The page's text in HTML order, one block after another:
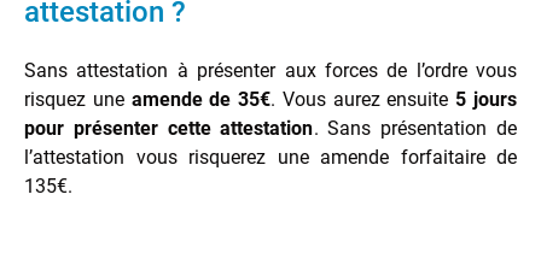
attestation ?
Sans attestation à présenter aux forces de l’ordre vous
risquez une amende de 35€. Vous aurez ensuite 5 jours
pour présenter cette attestation. Sans présentation de
l’attestation vous risquerez une amende forfaitaire de
135€.